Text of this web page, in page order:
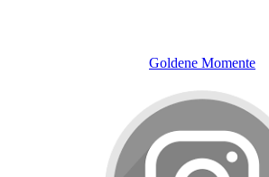
Goldene Momente